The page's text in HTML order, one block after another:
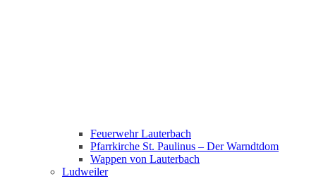
Feuerwehr Lauterbach
Pfarrkirche St. Paulinus – Der Warndtdom
Wappen von Lauterbach
Ludweiler